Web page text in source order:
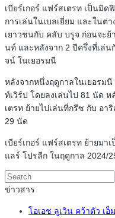
เบียร์เกอร์ แฟร์สเตรท เป็นมิ
การเล่นในเบลเยี่ยม และในต่
เยาวชนกับ คลับ บรูจ ก่อนจะย้
นท์ และหลังจาก 2 ปีครึ่งที่เล่น
จน์ ในเยอรมนี
หลังจากหนึ่งฤดูกาลในเยอรม
ท์เวิร์ป โดยลงเล่นไป 81 นัด ห
เตรท ย้ายไปเล่นที่กรีซ กับ อา
29 นัด
เบียร์เกอร์ แฟร์สเตรท ย้ายมา
แลร์ โปรลีก ในฤดูกาล 2024/
ข่าวสาร
โอเอช ลูเวิน คว้าตัว เอ็